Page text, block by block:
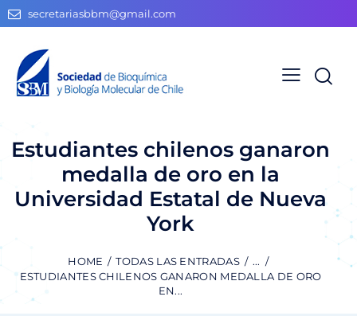
secretariasbbm@gmail.com
Estudiantes chilenos ganaron
medalla de oro en la
Universidad Estatal de Nueva
York
HOME TODAS LAS ENTRADAS
...
ESTUDIANTES CHILENOS GANARON MEDALLA DE ORO
EN...